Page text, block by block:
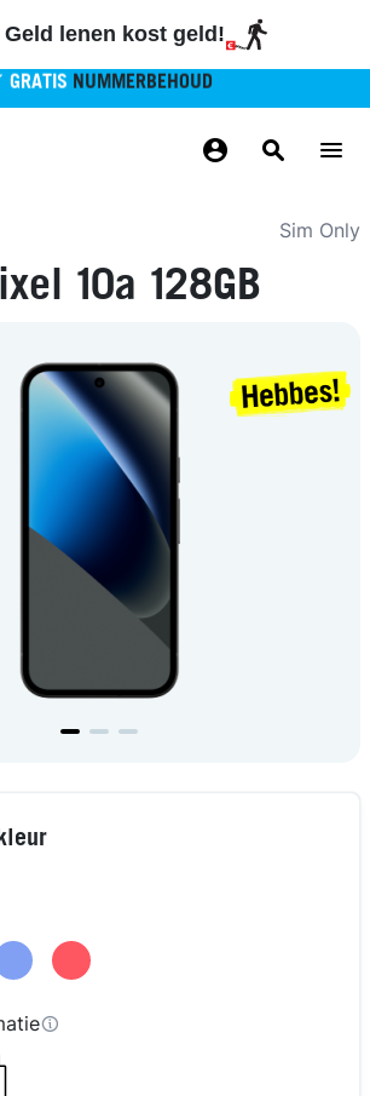
lenen kost geld!
Sim Only
10a 128GB